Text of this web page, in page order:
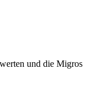
und die Migros